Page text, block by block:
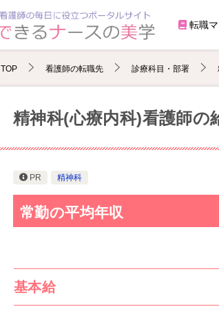
転職
TOP 看護師の転職先 診療科目・部署
精神科(心療内科)看護師の
PR 精神科
常勤の平均年収
基本給